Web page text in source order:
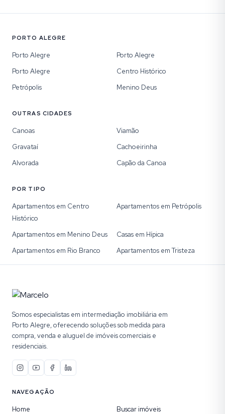
PORTO ALEGRE
Porto Alegre
Porto Alegre
Porto Alegre
Centro Histórico
Petrópolis
Menino Deus
OUTRAS CIDADES
Canoas
Viamão
Gravataí
Cachoeirinha
Alvorada
Capão da Canoa
POR TIPO
Apartamentos em Centro
Histórico
Apartamentos em Petrópolis
Apartamentos em Menino Deus
Casas em Hípica
Apartamentos em Rio Branco
Apartamentos em Tristeza
Somos especialistas em intermediação imobiliária em
Porto Alegre, oferecendo soluções sob medida para
compra, venda e aluguel de imóveis comerciais e
residenciais.
NAVEGAÇÃO
Home Buscar imóveis